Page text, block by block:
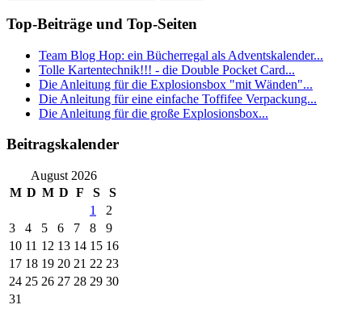
Top-Beiträge und Top-Seiten
Team Blog Hop: ein Bücherregal als Adventskalender...
Tolle Kartentechnik!!! - die Double Pocket Card...
Die Anleitung für die Explosionsbox "mit Wänden"...
Die Anleitung für eine einfache Toffifee Verpackung...
Die Anleitung für die große Explosionsbox...
Beitragskalender
August 2026
M D M D F S
S
1
2
3
4 5 6 7 8
9
10 11 12 13 14 15 16
17 18 19 20 21 22 23
24 25 26 27 28 29 30
31